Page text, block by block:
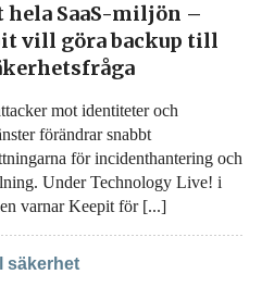
hela SaaS-miljön –
vill göra backup till
mot identiteter och
förändrar snabbt
för incidenthantering och
Under Technology Live! i
varnar Keepit för [...]
säkerhet